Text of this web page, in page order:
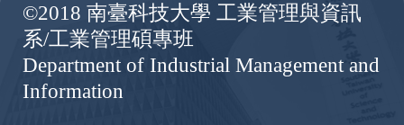
©2018 南臺科技大學 工業管理與資訊
系/工業管理碩專班
Department of Industrial Management and
Information